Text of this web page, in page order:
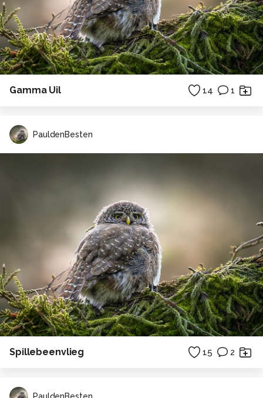
Gamma Uil 14 1
PauldenBesten
Spillebeenvlieg 15 2
PauldenBesten